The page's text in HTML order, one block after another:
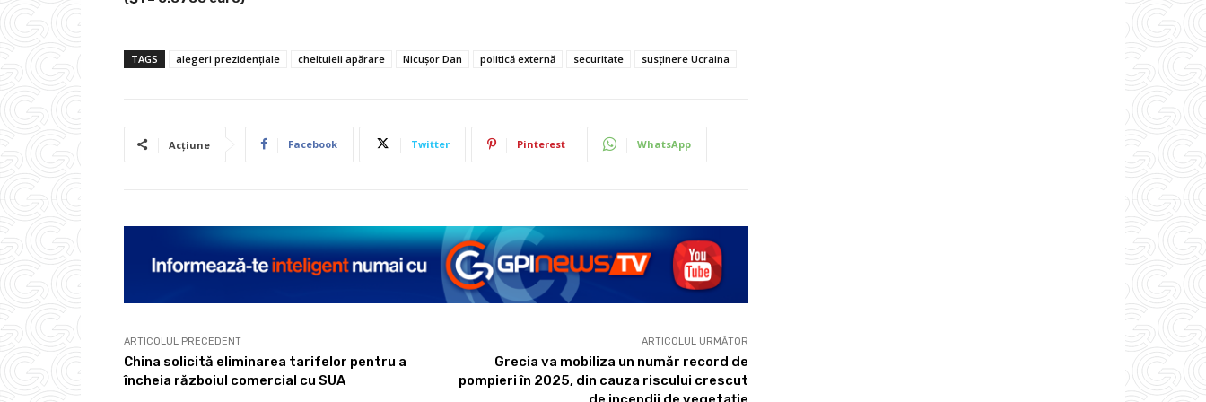
TAGS alegeri prezidențiale cheltuieli apărare Nicușor Dan politică externă securitate susținere Ucraina
Acțiune Facebook Twitter Pinterest WhatsApp
ARTICOLUL PRECEDENT
China solicită eliminarea tarifelor pentru a
încheia războiul comercial cu SUA
ARTICOLUL URMĂTOR
Grecia va mobiliza un număr record de
pompieri în 2025, din cauza riscului crescut